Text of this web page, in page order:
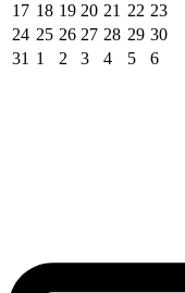
17 18 19 20 21 22 23
24 25 26 27 28 29 30
31 1 2 3 4 5 6